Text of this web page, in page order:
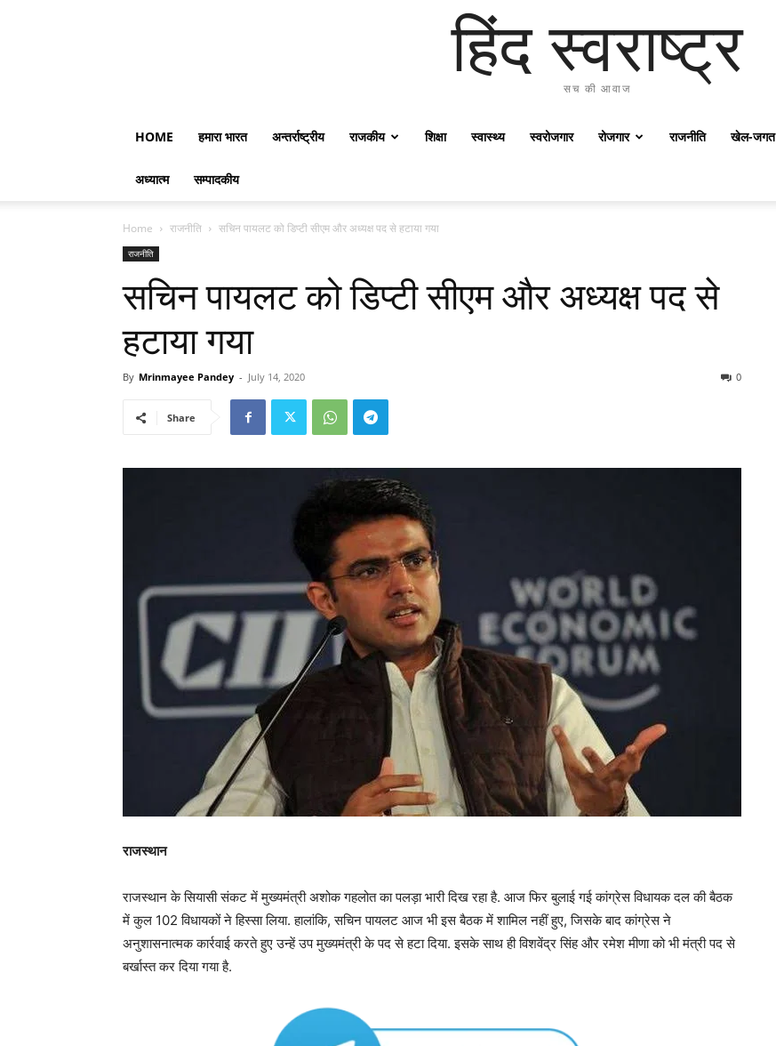
हिंद स्वराष्ट्र
सच की आवाज
HOME हमारा भारत अन्तर्राष्ट्रीय राजकीय शिक्षा स्वास्थ्य स्वरोजगार रोजगार राजनीति खेल-जगत
अध्यात्म सम्पादकीय
Home राजनीति सचिन पायलट को डिप्टी सीएम और अध्यक्ष पद से हटाया गया
राजनीति
सचिन पायलट को डिप्टी सीएम और अध्यक्ष पद से
हटाया गया
By Mrinmayee Pandey - July 14, 2020 0
Share
राजस्थान
राजस्थान के सियासी संकट में मुख्यमंत्री अशोक गहलोत का पलड़ा भारी दिख रहा है. आज फिर बुलाई गई कांग्रेस विधायक दल की बैठक
में कुल 102 विधायकों ने हिस्सा लिया. हालांकि, सचिन पायलट आज भी इस बैठक में शामिल नहीं हुए, जिसके बाद कांग्रेस ने
अनुशासनात्मक कार्रवाई करते हुए उन्हें उप मुख्यमंत्री के पद से हटा दिया. इसके साथ ही विशवेंद्र सिंह और रमेश मीणा को भी मंत्री पद से
बर्खास्त कर दिया गया है.